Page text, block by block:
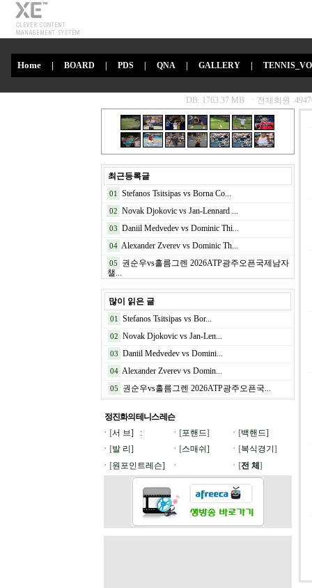
Home | BOARD PDS QNA GALLERY
최근등록글
01 Stefanos Tsitsipas vs Borna Co...
02 Novak Djokovic vs Jan-Lennard ...
03 Daniil Medvedev vs Dominic Thi...
04 Alexander Zverev vs Dominic Th...
05
권순우vs홀름그렌 2026ATP광주오픈국제남자
챌...
많이 읽은 글
01 Stefanos Tsitsipas vs Bor...
02 Novak Djokovic vs Jan-Len...
03 Daniil Medvedev vs Domini...
04 Alexander Zverev vs Domin...
05 권순우vs홀름그렌 2026ATP광주오픈국...
정진화의 테니스레슨
ㆍ[서 브] : ㆍ[포핸드] ㆍ[백핸드]
ㆍ[발 리 ] ㆍ[스매쉬 ] ㆍ[복식경기 ]
ㆍ[원포인트레슨] ㆍ ㆍ[전 체 ]